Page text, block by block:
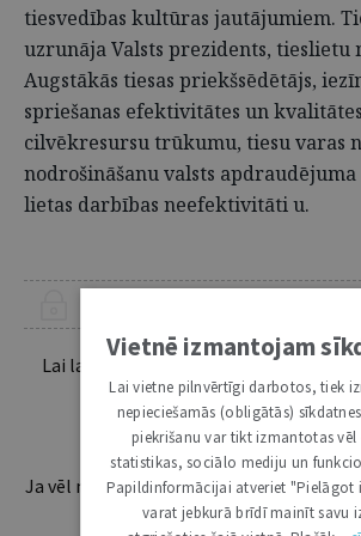
tiesvedības kultūras jautājumiem.
uzrunāja Valsts prezidents, tieslietu
Augstākās tiesas priekšsēdētājs,
spriešanas efektivitātes un
cilvēkresursu trūkumu, tiesu varas
nodrošināšanu valsts apdraudējuma
lietas darbības neefektivitāti u.
Lai lasītu šo rakstu tālāk, Tev jābūt
Esošos abonentus lūdzam
Ja vēl neesi abonents, aicinām
Iegūsi tūlītēju piekļuvi
Vietnē izmantojam
Lai vietne pilnvērtīgi darbotos, tiek
nepieciešamās (obligātās)
piekrišanu var tikt izmantotas vēl
statistikas, sociālo mediju un
Papildinformācijai atveriet "Pielāgot
varat jebkurā brīdī mainīt savu